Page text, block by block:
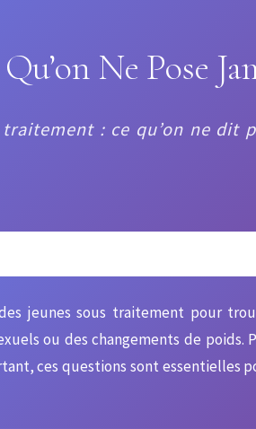
Ne Pose
: ce qu’on ne dit
jeunes sous traitement pour
ou des changements de poids.
ces questions sont essentielles